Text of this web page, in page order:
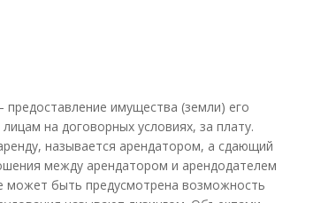
имущества (земли) его
на договорных условиях, за плату.
называется арендатором, а сдающий
между арендатором и арендодателем
быть предусмотрена возможность